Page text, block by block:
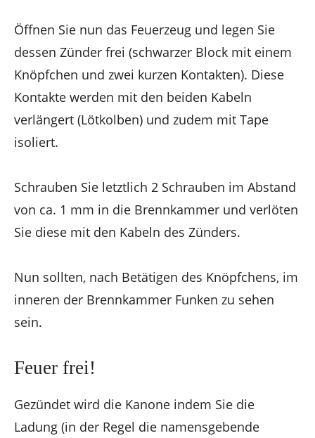
Öffnen Sie nun das Feuerzeug und legen Sie
dessen Zünder frei (schwarzer Block mit einem
Knöpfchen und zwei kurzen Kontakten). Diese
Kontakte werden mit den beiden Kabeln
verlängert (Lötkolben) und zudem mit Tape
isoliert.
Schrauben Sie letztlich 2 Schrauben im Abstand
von ca. 1 mm in die Brennkammer und verlöten
Sie diese mit den Kabeln des Zünders.
Nun sollten, nach Betätigen des Knöpfchens, im
inneren der Brennkammer Funken zu sehen
sein.
Feuer frei!
Gezündet wird die Kanone indem Sie die
Ladung (in der Regel die namensgebende